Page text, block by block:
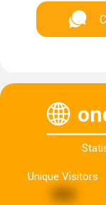
Unique Visitors
486